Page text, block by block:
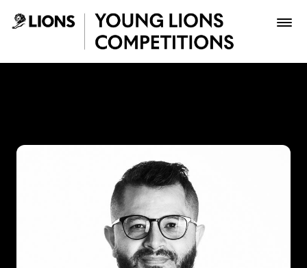
Saltar al contenido principal
Inscribir
Boletería